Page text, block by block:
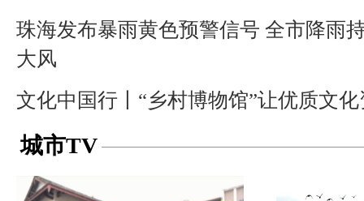
珠海发布暴雨黄色预警信号 全市降雨
大风
文化中国行丨“乡村博物馆”让优质文
城市TV